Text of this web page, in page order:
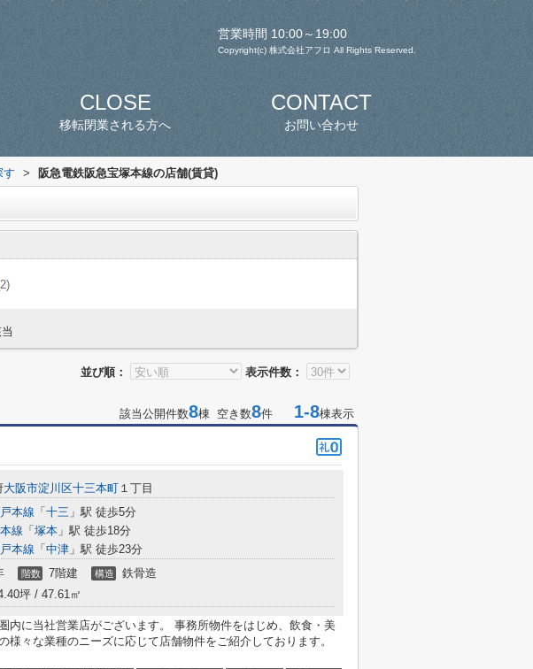
営業時間 10:00～19:00
Copyright(c) 株式会社アフロ All Rights Reserved.
CLOSE
移転閉業される方へ
CONTACT
お問い合わせ
す > 阪急電鉄阪急宝塚本線の店舗(賃貸)
並び順： 表示件数：
該当公開件数8棟 空き数8件 1-8棟表示
大阪市淀川区十三本町 １丁目
本線 「 十三 」駅 徒歩5分
線 「 塚本 」駅 徒歩18分
本線 「 中津 」駅 徒歩23分
階数 7階建 構造 鉄骨造
坪 / 47.61㎡
内に当社営業店がございます。 事務所物件をはじめ、飲食・美
様々な業種のニーズに応じて店舗物件をご紹介しております。